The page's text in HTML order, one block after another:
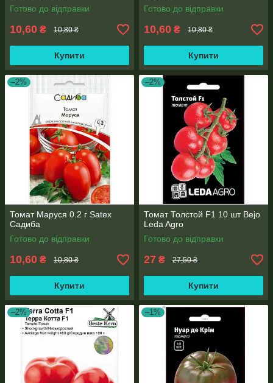
Готово до відправки
10,60 ₴ 10,80 ₴
Купити
Готово до відправки
10,60 ₴ 10,80 ₴
Купити
–2%
Томат Маруся 0.2 г Satex
Садиба
Готово до відправки
10,60 ₴ 10,80 ₴
Купити
–2%
Томат Толстой F1 10 шт Bejo
Leda Agro
Готово до відправки
27 ₴ 27,50 ₴
Купити
–2% –1%